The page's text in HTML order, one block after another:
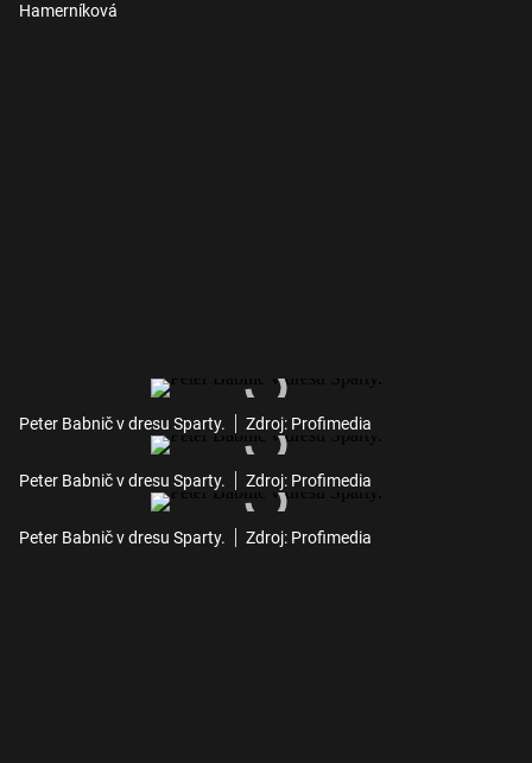
Hamerníková
Peter Babnič v dresu Sparty. Zdroj: Profimedia
Peter Babnič v dresu Sparty. Zdroj: Profimedia
Peter Babnič v dresu Sparty. Zdroj: Profimedia